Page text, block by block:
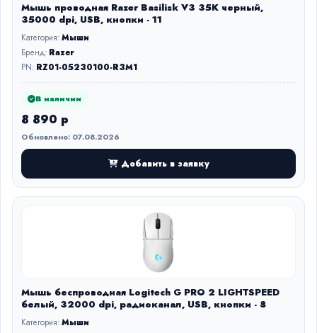
Мышь проводная Razer Basilisk V3 35K черный,
35000 dpi, USB, кнопки - 11
Категория:Мыши
Бренд: Razer
PN: RZ01-05230100-R3M1
В наличии
8 890 р
Обновлено: 07.08.2026
Добавить в заявку
Мышь беспроводная Logitech G PRO 2 LIGHTSPEED
белый, 32000 dpi, радиоканал, USB, кнопки - 8
Категория:Мыши